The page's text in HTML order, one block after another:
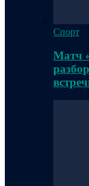
Спорт
Матч